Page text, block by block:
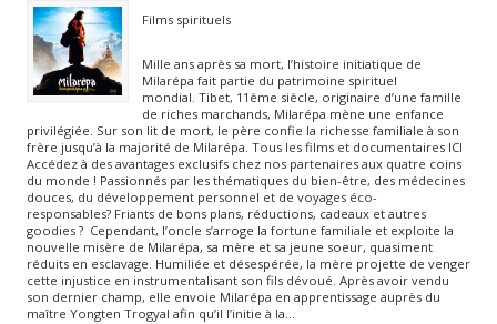
Films spirituels
Mille ans après sa mort, l’histoire initiatique de
Milarépa fait partie du patrimoine spirituel
mondial. Tibet, 11ème siècle, originaire d’une famille
de riches marchands, Milarépa mène une enfance
privilégiée. Sur son lit de mort, le père confie la richesse familiale à son
frère jusqu’à la majorité de Milarépa. Tous les films et documentaires ICI
Accédez à des avantages exclusifs chez nos partenaires aux quatre coins
du monde ! Passionnés par les thématiques du bien-être, des médecines
douces, du développement personnel et de voyages éco-
responsables? Friants de bons plans, réductions, cadeaux et autres
goodies ? Cependant, l’oncle s’arroge la fortune familiale et exploite la
nouvelle misère de Milarépa, sa mère et sa jeune soeur, quasiment
réduits en esclavage. Humiliée et désespérée, la mère projette de venger
cette injustice en instrumentalisant son fils dévoué. Après avoir vendu
son dernier champ, elle envoie Milarépa en apprentissage auprès du
maître Yongten Trogyal afin qu’il l’initie à la…